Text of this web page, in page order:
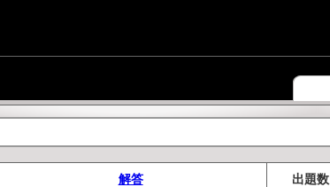
解答 出題数